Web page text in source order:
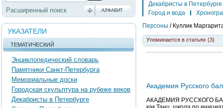
Расширенный поиск АЛФАВИТ
УКАЗАТЕЛИ
ТЕМАТИЧЕСКИЙ
Энциклопедический словарь
Памятники Санкт-Петербурга
Мемориальные доски
Городская скульптура на рубеже веков
Декабристы в Петербурге
Декабристы в Петербурге
Город и вода
Персоны / Куллик
Упоминается в статьях (3)
Академия Русского
АКАДЕМИЯ РУССКОГО